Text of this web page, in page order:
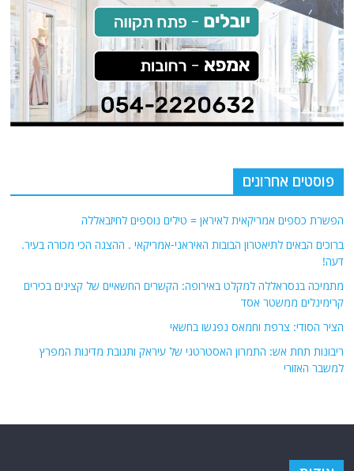
פוסטים אחרונים
הפשרת כספים אמריקאית לאיראן = טילים נוספים לחיזבאללה
ברוכים הבאים לתיאטרון הבובות האיראני-אמריקאי . ההצגה הכי מכורה בעיר.
דעה!
מתמיכה בנסראללה למקלט באירופה: הקשרים החשאיים של קצינים בכירים
קרימינלים ממשטר אסד
הציר הסודי: צרפת וחמאס נפגשו בחשאי
ריבונות תחת אש: התמרון האסטרטגי של עיראק ותגובת מדינות המפרץ
למשבר האזורי